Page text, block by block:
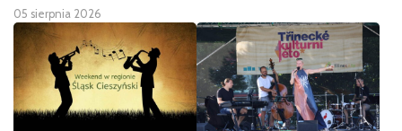
05 sierpnia 2026